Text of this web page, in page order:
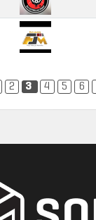
2 3 4 5 6